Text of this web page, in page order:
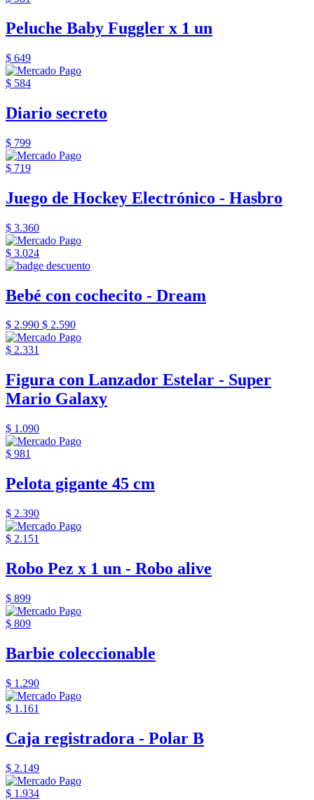
Peluche Baby Fuggler x 1 un
$ 649
$ 584
Diario secreto
$ 799
$ 719
Juego de Hockey Electrónico - Hasbro
$ 3.360
$ 3.024
Bebé con cochecito - Dream
$ 2.990 $ 2.590
$ 2.331
Figura con Lanzador Estelar - Super
Mario Galaxy
$ 1.090
$ 981
Pelota gigante 45 cm
$ 2.390
$ 2.151
Robo Pez x 1 un - Robo alive
$ 899
$ 809
Barbie coleccionable
$ 1.290
$ 1.161
Caja registradora - Polar B
$ 2.149
$ 1.934